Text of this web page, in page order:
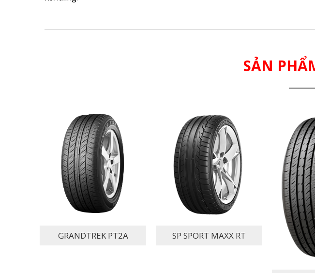
SẢN
GRANDTREK PT2A SP SPORT MAXX RT